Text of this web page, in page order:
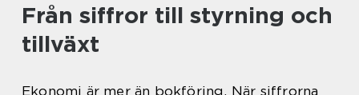
Från siffror till styrning och
tillväxt
Ekonomi är mer än bokföring. När siffrorna